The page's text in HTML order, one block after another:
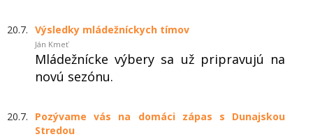
20.7. Výsledky mládežníckych tímov
Ján Kmeť
Mládežnícke výbery sa už pripravujú na
novú sezónu.
20.7.
Pozývame vás na domáci zápas s Dunajskou
Stredou